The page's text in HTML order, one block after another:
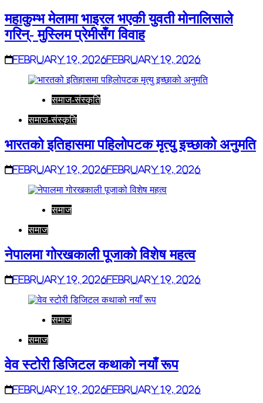
महाकुम्भ मेलामा भाइरल भएकी युवती मोनालिसाले
गरिन्- मुस्लिम प्रेमीसँग विवाह
February 19, 2026February 19, 2026
समाज-संस्कृति
समाज-संस्कृति
भारतको इतिहासमा पहिलोपटक मृत्यु इच्छाको अनुमति
February 19, 2026February 19, 2026
समाज
समाज
नेपालमा गोरखकाली पूजाको विशेष महत्व
February 19, 2026February 19, 2026
समाज
समाज
वेव स्टोरी डिजिटल कथाको नयाँ रूप
February 19, 2026February 19, 2026